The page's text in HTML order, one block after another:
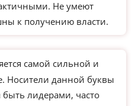
Не умеют
к получению власти.
самой сильной и
Носители данной буквы
быть лидерами, часто